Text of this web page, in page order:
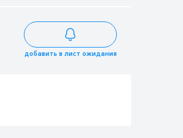
—
добавить в лист ожидания